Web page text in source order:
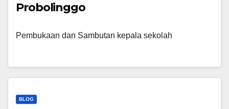
Probolinggo
Pembukaan dan Sambutan kepala sekolah
BLOG